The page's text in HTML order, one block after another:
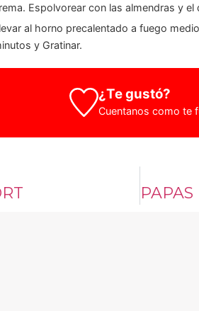
Espolvorear con las almendras y el
al horno precalentado a fuego
y Gratinar.
¿Te gustó?
Cuentanos como te